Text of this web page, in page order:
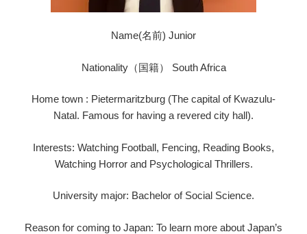
Name(名前) Junior
Nationality（国籍） South Africa
Home town : Pietermaritzburg (The capital of Kwazulu-
Natal. Famous for having a revered city hall).
Interests: Watching Football, Fencing, Reading Books,
Watching Horror and Psychological Thrillers.
University major: Bachelor of Social Science.
Reason for coming to Japan: To learn more about Japan’s